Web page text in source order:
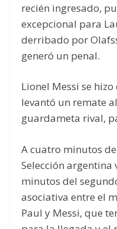
recién ingresado,
excepcional para
derribado por
generó un penal.
Lionel Messi se
levantó un remate
guardameta rival,
A cuatro minutos
Selección argentina
minutos del
asociativa entre el
Paul y Messi, que